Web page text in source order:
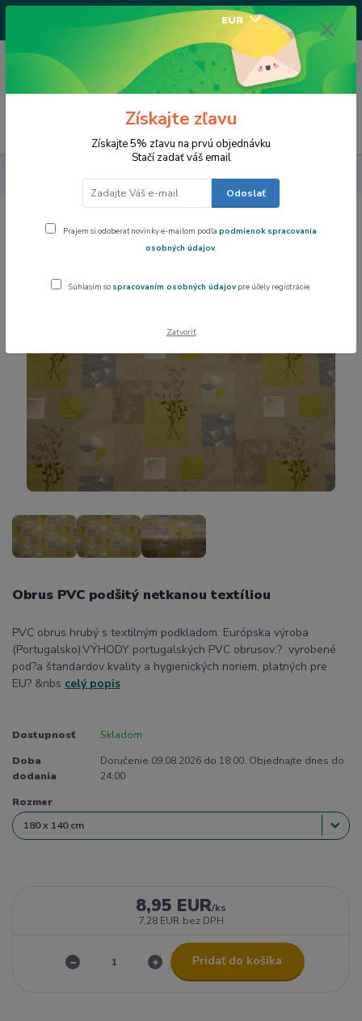
EUR
/Po-Pi 9-17 hod/
0,00 EUR
Dom a byt Obrus PVC, podšitý rôzne rozmery
Obrus PVC, podšitý rôzne rozmery
Obrus PVC podšitý netkanou textíliou
PVC obrus hrubý s textilným podkladom. Európska výroba
(Portugalsko).VÝHODY portugalských PVC obrusov:? vyrobené
pod?a štandardov kvality a hygienických noriem, platných pre
EU? &nbs celý popis
Dostupnosť Skladom
Doba
dodania
Doručenie 09.08.2026 do 18:00. Objednajte dnes do
24:00
Rozmer
8,95 EUR/ks
7,28 EUR bez DPH
Pridať do košíka
Získajte zľavu
Získajte 5% zľavu na prvú objednávku
Stačí zadať váš email
Odoslať
Prajem si odoberať novinky e-mailom podľa podmienok spracovania
osobných údajov.
Súhlasím so spracovaním osobných údajov pre účely registrácie.
Zatvoriť